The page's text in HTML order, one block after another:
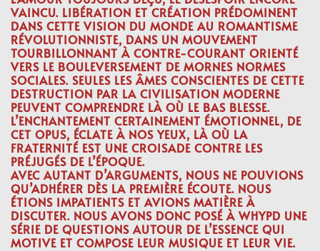
VAINCU. LIBÉRATION ET CRÉATION PRÉDOMINENT
DANS CETTE VISION DU MONDE AU ROMANTISME
RÉVOLUTIONNISTE, DANS UN MOUVEMENT
TOURBILLONNANT À CONTRE-COURANT ORIENTÉ
VERS LE BOULEVERSEMENT DE MORNES NORMES
SOCIALES. SEULES LES ÂMES CONSCIENTES DE CETTE
DESTRUCTION PAR LA CIVILISATION MODERNE
PEUVENT COMPRENDRE LÀ OÙ LE BAS BLESSE.
L’ENCHANTEMENT CERTAINEMENT ÉMOTIONNEL, DE
CET OPUS, ÉCLATE À NOS YEUX, LÀ OÙ LA
FRATERNITÉ EST UNE CROISADE CONTRE LES
PRÉJUGÉS DE L’ÉPOQUE.
AVEC AUTANT D’ARGUMENTS, NOUS NE POUVIONS
QU’ADHÉRER DÈS LA PREMIÈRE ÉCOUTE. NOUS
ÉTIONS IMPATIENTS ET AVIONS MATIÈRE À
DISCUTER. NOUS AVONS DONC POSÉ À WHYPD UNE
SÉRIE DE QUESTIONS AUTOUR DE L’ESSENCE QUI
MOTIVE ET COMPOSE LEUR MUSIQUE ET LEUR VIE.